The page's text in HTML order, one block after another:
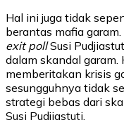
Hal ini juga tidak
berantas mafia
exit pollSusi
dalam skandal garam.
memberitakan krisis
sesungguhnya tidak
strategi bebas dari
Susi Pudjiastuti.